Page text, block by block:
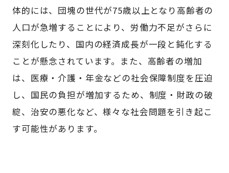
体的には、団塊の世代が75歳以上となり高齢者の
人口が急増することにより、労働力不足がさらに
深刻化したり、国内の経済成長が一段と鈍化する
ことが懸念されています。また、高齢者の増加
は、医療・介護・年金などの社会保障制度を圧迫
し、国民の負担が増加するため、制度・財政の破
綻、治安の悪化など、様々な社会問題を引き起こ
す可能性があります。